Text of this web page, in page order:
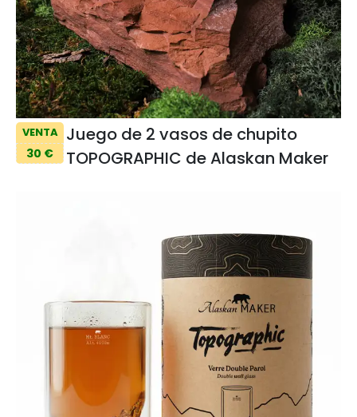
VENTA
30 €
Juego de 2 vasos de chupito
TOPOGRAPHIC de Alaskan Maker